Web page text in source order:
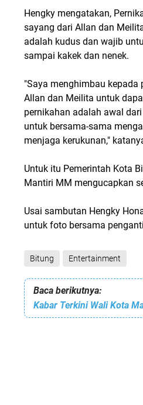
Hengky mengatakan,
sayang dari Allan dan
adalah kudus dan wajib
sampai kakek dan nenek.
"Saya menghimbau kepada
Allan dan Meilita untuk
pernikahan adalah awal
untuk bersama-sama
menjaga kerukunan,"
Untuk itu Pemerintah Kota
Mantiri MM mengucapkan
Usai sambutan Hengky
untuk foto bersama
Bitung Entertainment
Baca berikutnya: